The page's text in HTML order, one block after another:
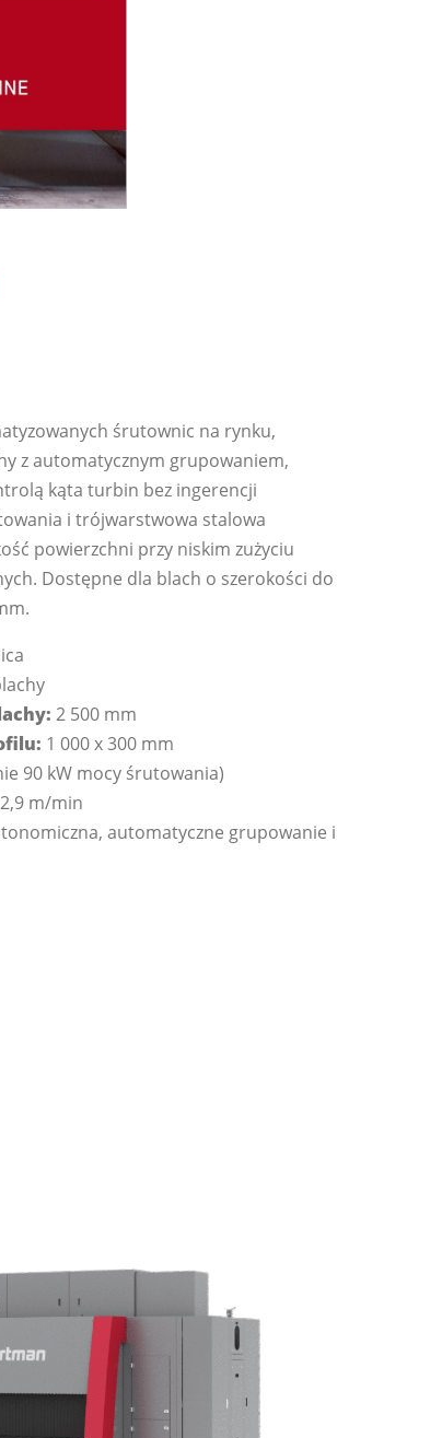
śrutownic na rynku,
z automatycznym grupowaniem,
kąta turbin bez ingerencji
i trójwarstwowa stalowa
powierzchni przy niskim zużyciu
Dostępne dla blach o szerokości do
2 500 mm
1 000 x 300 mm
90 kW mocy śrutowania)
m/min
automatyczne grupowanie i